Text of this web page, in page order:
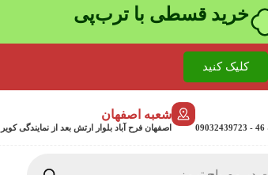
خرید قسطی با ترب‌پی
کلیک کنید
شعبه اصفهان
اصفهان فرح آباد بلوار ارتش بعد از نمایندگی کویر موتور نبش